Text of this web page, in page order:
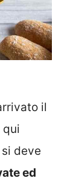
il
qui
deve
ed